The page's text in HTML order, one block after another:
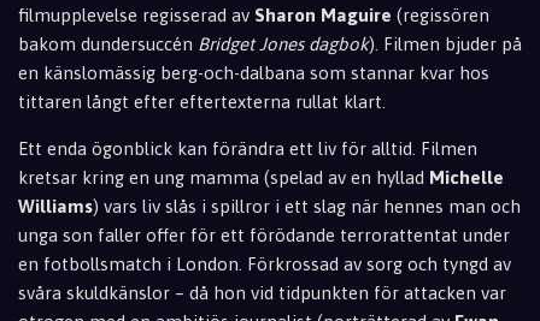
filmupplevelse regisserad av Sharon Maguire (regissören
bakom dundersuccén Bridget Jones dagbok). Filmen bjuder på
en känslomässig berg-och-dalbana som stannar kvar hos
tittaren långt efter eftertexterna rullat klart.
Ett enda ögonblick kan förändra ett liv för alltid. Filmen
kretsar kring en ung mamma (spelad av en hyllad Michelle
Williams) vars liv slås i spillror i ett slag när hennes man och
unga son faller offer för ett förödande terrorattentat under
en fotbollsmatch i London. Förkrossad av sorg och tyngd av
svåra skuldkänslor – då hon vid tidpunkten för attacken var